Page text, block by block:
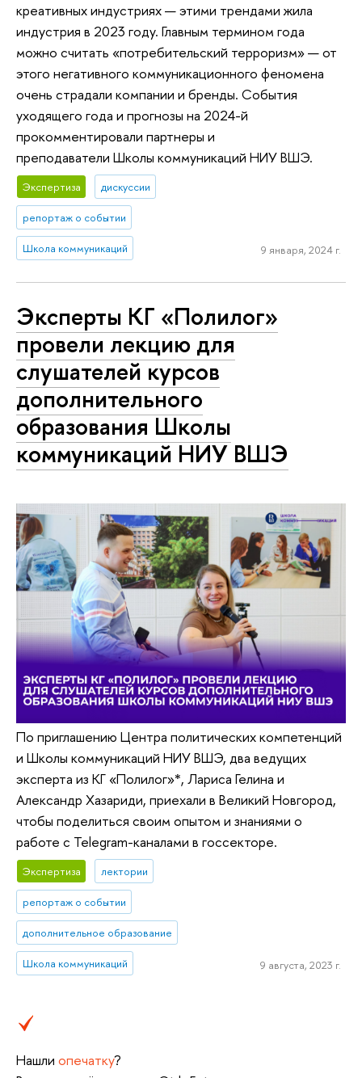
креативных индустриях — этими трендами жила
индустрия в 2023 году. Главным термином года
можно считать «потребительский терроризм» — от
этого негативного коммуникационного феномена
очень страдали компании и бренды. События
уходящего года и прогнозы на 2024-й
прокомментировали партнеры и
преподаватели Школы коммуникаций НИУ ВШЭ.
Экспертиза дискуссии
репортаж о событии
Школа коммуникаций 9 января, 2024 г.
Эксперты КГ «Полилог»
провели лекцию для
слушателей курсов
дополнительного
образования Школы
коммуникаций НИУ ВШЭ
По приглашению Центра политических компетенций
и Школы коммуникаций НИУ ВШЭ, два ведущих
эксперта из КГ «Полилог»*, Лариса Гелина и
Александр Хазариди, приехали в Великий Новгород,
чтобы поделиться своим опытом и знаниями о
работе с Telegram-каналами в госсекторе.
Экспертиза лектории
репортаж о событии
дополнительное образование
Школа коммуникаций 9 августа, 2023 г.
Нашли опечатку?